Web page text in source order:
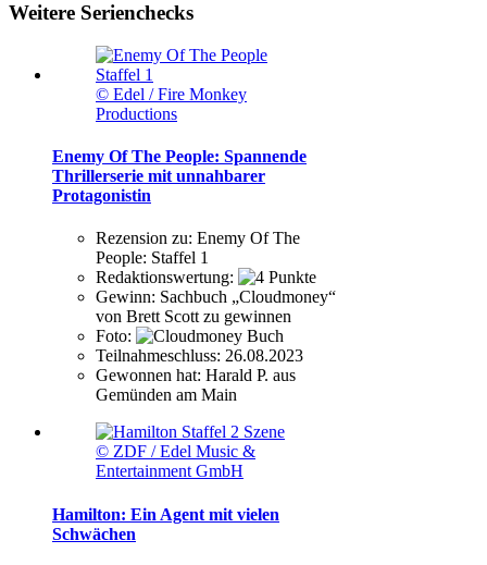
Weitere Serienchecks
© Edel / Fire Monkey
Productions
Enemy Of The People: Spannende
Thrillerserie mit unnahbarer
Protagonistin
Rezension zu: Enemy Of The
People: Staffel 1
Redaktionswertung:
Gewinn: Sachbuch „Cloudmoney“
von Brett Scott zu gewinnen
Foto:
Teilnahmeschluss: 26.08.2023
Gewonnen hat: Harald P. aus
Gemünden am Main
© ZDF / Edel Music &
Entertainment GmbH
Hamilton: Ein Agent mit vielen
Schwächen